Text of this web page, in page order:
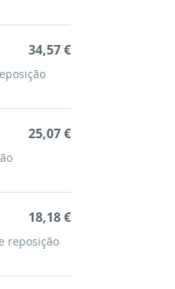
34,57 €
25,07 €
reposição
18,18 €